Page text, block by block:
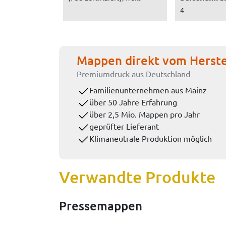
4
Mappen direkt vom
Premiumdruck aus Deutschland
Familienunternehmen aus Mainz
über 50 Jahre Erfahrung
über 2,5 Mio. Mappen pro Jahr
geprüfter Lieferant
Klimaneutrale Produktion möglich
Verwandte Produkte
Pressemappen